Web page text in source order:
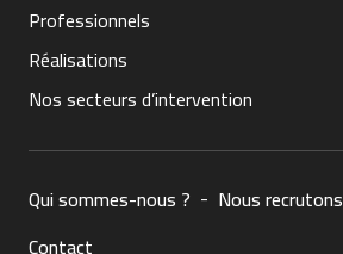
Professionnels
Réalisations
Nos secteurs d’intervention
Qui sommes-nous ? Nous recrutons
Contact